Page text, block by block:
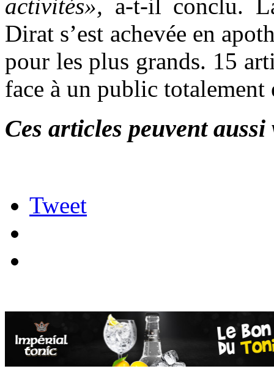
activités», a-t-il conclu.
Dirat s’est achevée en
pour les plus grands. 15
face à un public totalement
Ces articles peuvent
Tweet